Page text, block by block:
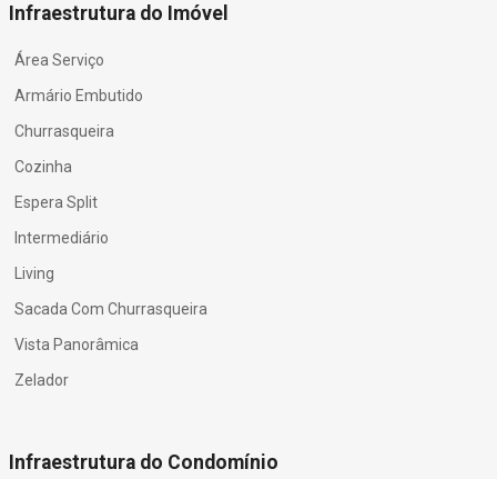
Infraestrutura do Imóvel
Área Serviço
Armário Embutido
Churrasqueira
Cozinha
Espera Split
Intermediário
Living
Sacada Com Churrasqueira
Vista Panorâmica
Zelador
Infraestrutura do Condomínio